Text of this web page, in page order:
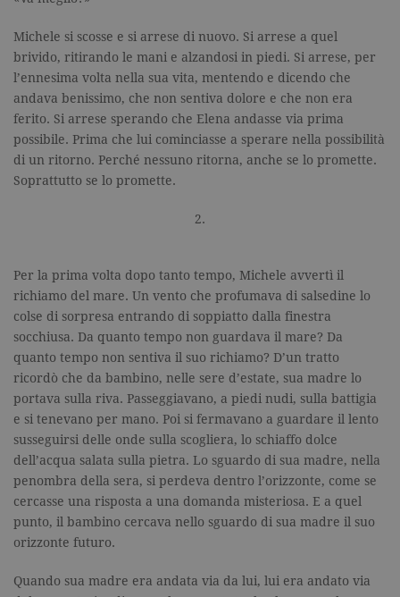
Michele si scosse e si arrese di nuovo. Si arrese a quel
brivido, ritirando le mani e alzandosi in piedi. Si arrese, per
l’ennesima volta nella sua vita, mentendo e dicendo che
andava benissimo, che non sentiva dolore e che non era
ferito. Si arrese sperando che Elena andasse via prima
possibile. Prima che lui cominciasse a sperare nella possibilità
di un ritorno. Perché nessuno ritorna, anche se lo promette.
Soprattutto se lo promette.
2.
Per la prima volta dopo tanto tempo, Michele avvertì il
richiamo del mare. Un vento che profumava di salsedine lo
colse di sorpresa entrando di soppiatto dalla finestra
socchiusa. Da quanto tempo non guardava il mare? Da
quanto tempo non sentiva il suo richiamo? D’un tratto
ricordò che da bambino, nelle sere d’estate, sua madre lo
portava sulla riva. Passeggiavano, a piedi nudi, sulla battigia
e si tenevano per mano. Poi si fermavano a guardare il lento
susseguirsi delle onde sulla scogliera, lo schiaffo dolce
dell’acqua salata sulla pietra. Lo sguardo di sua madre, nella
penombra della sera, si perdeva dentro l’orizzonte, come se
cercasse una risposta a una domanda misteriosa. E a quel
punto, il bambino cercava nello sguardo di sua madre il suo
orizzonte futuro.
Quando sua madre era andata via da lui, lui era andato via